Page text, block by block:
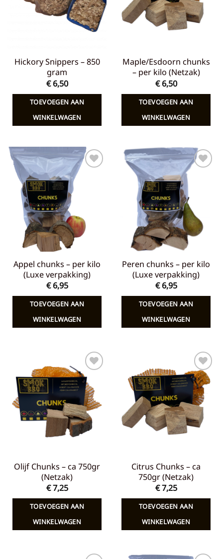
Hickory Snippers – 850
gram
€6,50
TOEVOEGEN AAN
WINKELWAGEN
Maple/Esdoorn chunks
– per kilo (Netzak)
€6,50
TOEVOEGEN AAN
WINKELWAGEN
Toevoegen
verlanglijst
Appel chunks – per kilo
(Luxe verpakking)
€6,95
TOEVOEGEN AAN
WINKELWAGEN
Toevoegen
aan
verlanglijst
Peren chunks – per kilo
(Luxe verpakking)
€6,95
TOEVOEGEN AAN
WINKELWAGEN
Toevoegen
aan
verlanglijst
Olijf Chunks – ca 750gr
(Netzak)
€7,25
TOEVOEGEN AAN
WINKELWAGEN
Toevoegen
aan
verlanglijst
Citrus Chunks – ca
750gr (Netzak)
€7,25
TOEVOEGEN AAN
WINKELWAGEN